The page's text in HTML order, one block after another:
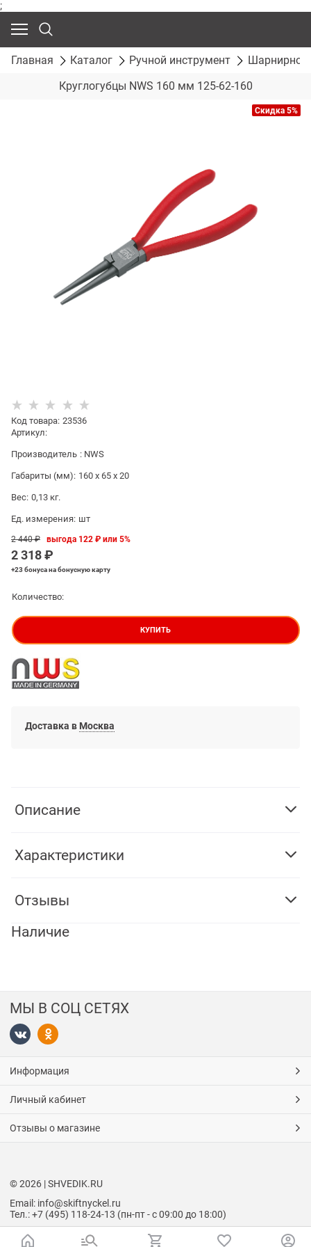
;
Главная Каталог Ручной инструмент
Шарнирно-
Круглогубцы NWS 160 мм 125-62-160
Скидка 5%
Код товара: 23536
Артикул:
Производитель : NWS
Габариты (мм): 160 x 65 x 20
Вес: 0,13 кг.
Ед. измерения: шт
2 440 ₽
2 318 ₽
выгода 122 ₽ или5%
+23 бонусана бонусную карту
Количество:
КУПИТЬ
Доставка в Москва
Описание
Характеристики
Отзывы
Наличие
МЫ В СОЦ СЕТЯХ
Информация
Личный кабинет
Отзывы о магазине
© 2026 | SHVEDIK.RU
Email: info@skiftnyckel.ru
Тел.: +7 (495) 118-24-13 (пн-пт - с 09:00 до 18:00)